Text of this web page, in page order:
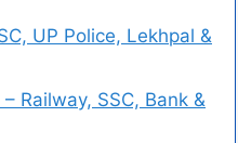
UP Police, Lekhpal &
Railway, SSC, Bank &